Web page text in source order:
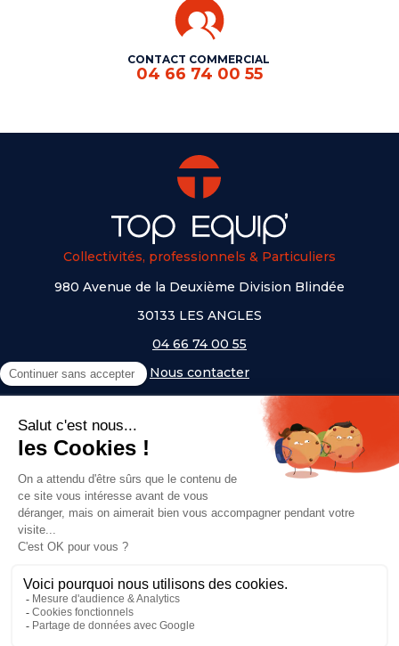
CONTACT COMMERCIAL
04 66 74 00 55
Collectivités, professionnels & Particuliers
980 Avenue de la Deuxième Division Blindée
30133 LES ANGLES
04 66 74 00 55
Nous contacter
NOS UNIVERS
- Serem
- Lifetime
- Mottez
- JAD Groupe